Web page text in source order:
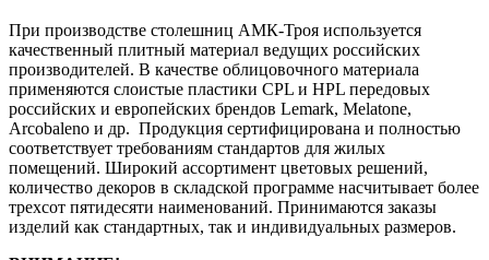
При производстве столешниц АМК-Троя используется
качественный плитный материал ведущих российских
производителей. В качестве облицовочного материала
применяются слоистые пластики CPL и HPL передовых
российских и европейских брендов Lemark, Melatone,
Arcobaleno и др. Продукция сертифицирована и полностью
соответствует требованиям стандартов для жилых
помещений. Широкий ассортимент цветовых решений,
количество декоров в складской программе насчитывает более
трехсот пятидесяти наименований. Принимаются заказы
изделий как стандартных, так и индивидуальных размеров.